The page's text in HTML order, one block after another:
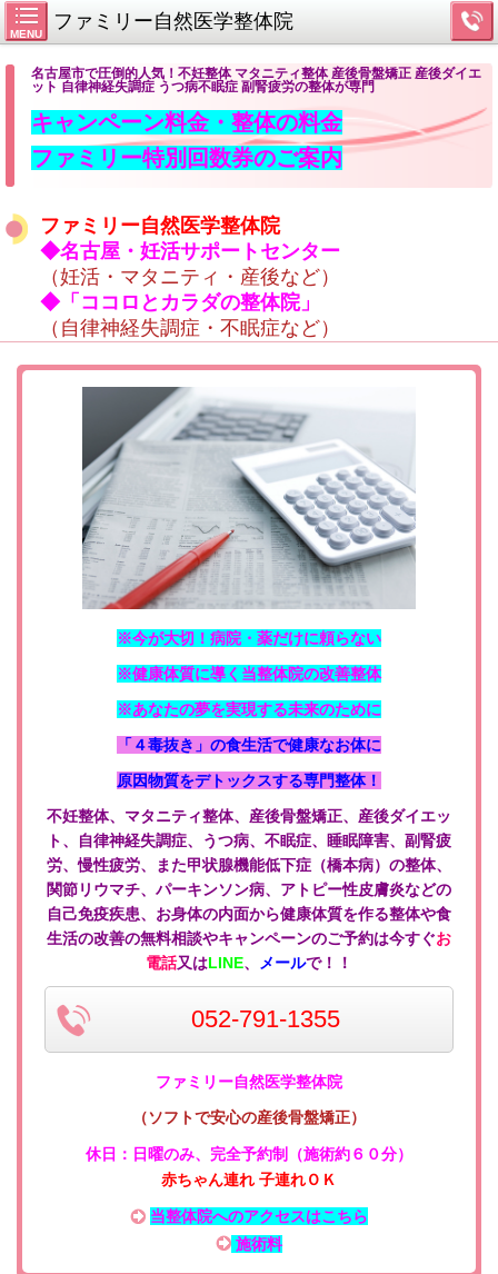
MENU
ファミリー自然医学整体院
名古屋市で圧倒的人気！不妊整体 マタニティ整体 産後骨盤矯正 産後ダイエ
ット 自律神経失調症 うつ病不眠症 副腎疲労の整体が専門
キャンペーン料金・整体の料金
ファミリー特別回数券のご案内
ファミリー自然医学整体院
◆名古屋・妊活サポートセンター
（妊活・マタニティ・産後など）
◆「ココロとカラダの整体院」
（自律神経失調症・不眠症など）
※今が大切！病院・薬だけに頼らない
※健康体質に導く当整体院の改善整体
※あなたの夢を実現する未来のために
「４毒抜き」の食生活で健康なお体に
原因物質をデトックスする専門整体！
不妊整体、マタニティ整体、産後骨盤矯正、産後ダイエッ
ト、自律神経失調症、うつ病、不眠症、睡眠障害、副腎疲
労、慢性疲労、また甲状腺機能低下症（橋本病）の整体、
関節リウマチ、パーキンソン病、アトピー性皮膚炎などの
自己免疫疾患、お身体の内面から健康体質を作る整体や食
生活の改善の無料相談やキャンペーンのご予約は今すぐお
電話又はLINE、 メールで！！
052-791-1355
ファミリー自然医学整体院
（ソフトで安心の産後骨盤矯正）
休日：日曜のみ、 完全予約制（施術約６０分）
赤ちゃん連れ 子連れＯＫ
当整体院へのアクセスはこちら
施術料